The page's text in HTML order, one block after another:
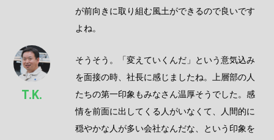
が前向きに取り組む風土ができるので良いです
よね。
T.K.
そうそう。「変えていくんだ」という意気込み
を面接の時、社長に感じましたね。上層部の人
たちの第一印象もみなさん温厚そうでした。感
情を前面に出してくる人がいなくて、人間的に
穏やかな人が多い会社なんだな、という印象を